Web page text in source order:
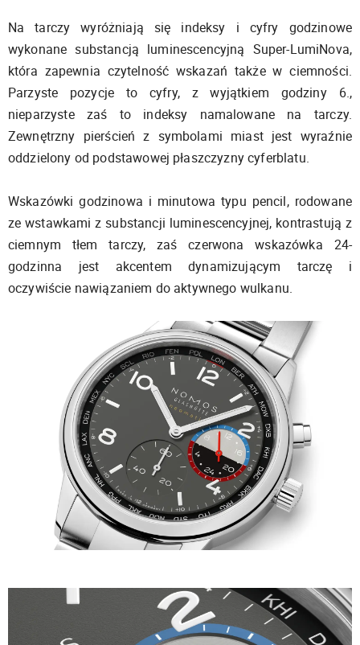
Na tarczy wyróżniają się indeksy i cyfry godzinowe
wykonane substancją luminescencyjną Super-LumiNova,
która zapewnia czytelność wskazań także w ciemności.
Parzyste pozycje to cyfry, z wyjątkiem godziny 6.,
nieparzyste zaś to indeksy namalowane na tarczy.
Zewnętrzny pierścień z symbolami miast jest wyraźnie
oddzielony od podstawowej płaszczyzny cyferblatu.
Wskazówki godzinowa i minutowa typu pencil, rodowane
ze wstawkami z substancji luminescencyjnej, kontrastują z
ciemnym tłem tarczy, zaś czerwona wskazówka 24-
godzinna jest akcentem dynamizującym tarczę i
oczywiście nawiązaniem do aktywnego wulkanu.